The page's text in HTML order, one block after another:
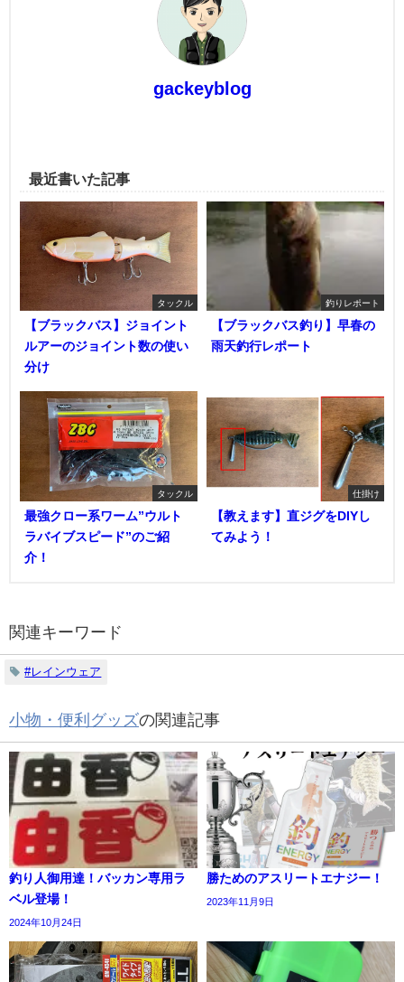
gackeyblog
最近書いた記事
タックル
【ブラックバス】ジョイント
ルアーのジョイント数の使い
分け
釣りレポート
【ブラックバス釣り】早春の
雨天釣行レポート
タックル
最強クロー系ワーム”ウルト
ラバイブスピード”のご紹
介！
仕掛け
【教えます】直ジグをDIYし
てみよう！
関連キーワード
#レインウェア
小物・便利グッズの関連記事
釣り人御用達！バッカン専用ラ
ベル登場！
2024年10月24日
勝ためのアスリートエナジー！
2023年11月9日